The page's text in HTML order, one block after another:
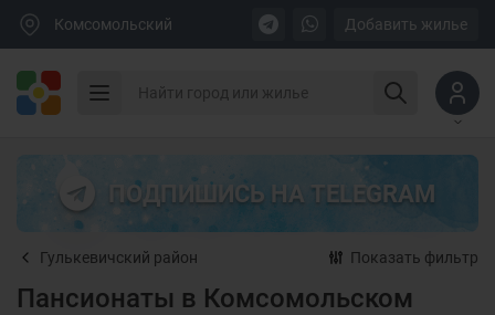
Комсомольский Добавить жилье
ПОДПИШИСЬ НА TELEGRAM
Гулькевичский район Показать фильтр
Пансионаты в Комсомольском